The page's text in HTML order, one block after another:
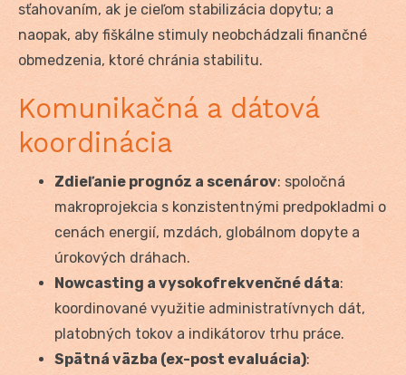
sťahovaním, ak je cieľom stabilizácia dopytu; a
naopak, aby fiškálne stimuly neobchádzali finančné
obmedzenia, ktoré chránia stabilitu.
Komunikačná a dátová
koordinácia
Zdieľanie prognóz a scenárov: spoločná
makroprojekcia s konzistentnými predpokladmi o
cenách energií, mzdách, globálnom dopyte a
úrokových dráhach.
Nowcasting a vysokofrekvenčné dáta:
koordinované využitie administratívnych dát,
platobných tokov a indikátorov trhu práce.
Spätná väzba (ex-post evaluácia):